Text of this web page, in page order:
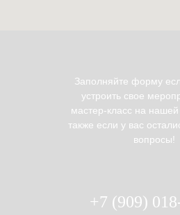
Заполняйте форму
устроить свое
мастер-класс на
также если у вас
вопросы!
+7 (909)